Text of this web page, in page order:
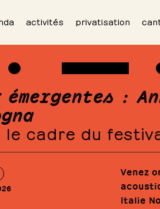
activités privatisation
émergentes :
le cadre du
Venez
Italie